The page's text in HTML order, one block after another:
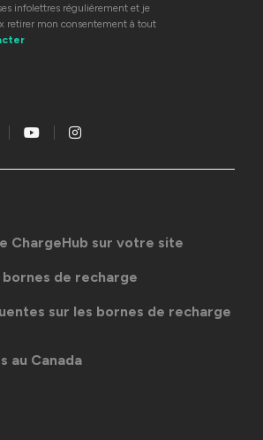
infolettres régulièrement et je
retirer mon consentement à tout
ChargeHub sur votre site
de recharge
sur les bornes de recharge
au Canada